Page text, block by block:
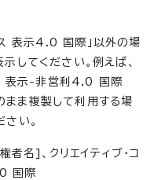
ス 表示4.0 国際」以外の場
してください。例えば、
ス 表示-非営利4.0 国際
ま複製して利用する場
い。
名]、クリエイティブ・コ
国際